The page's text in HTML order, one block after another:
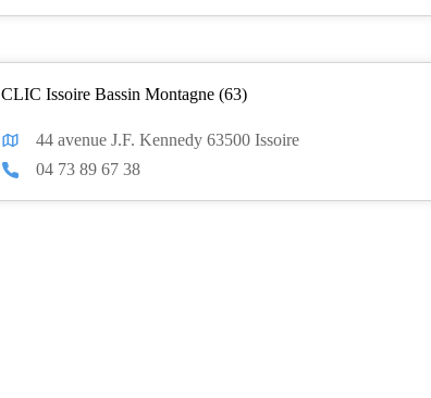
CLIC Issoire Bassin Montagne (63)
44 avenue J.F. Kennedy 63500 Issoire
04 73 89 67 38